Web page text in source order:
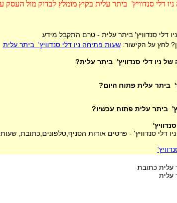
דלי סנדוויץ' ביתר עלית בקיץ מומלץ לבדוק מול
דלי סנדוויץ' ביתר עלית - טרם התקבל מידע
לחץ על הקישור:שעות פתיחה ניו דלי סנדוויץ' ביתר עלית
ניו דלי סנדוויץ' ביתר עלית?
ביתר עלית פתוח היום?
ביתר עלית פתוח עכשיו?
דלי סנדוויץ' - פרטים אודות הסניף,טלפונים,כתובת,
עלית כתובת
עלית